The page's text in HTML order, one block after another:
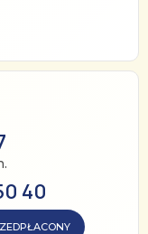
40